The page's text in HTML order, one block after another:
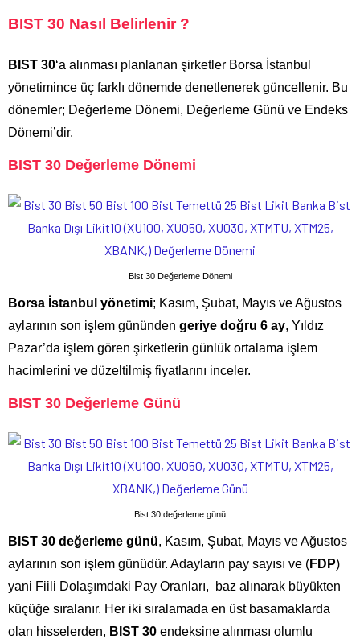
BIST 30 Nasıl Belirlenir ?
BIST 30‘a alınması planlanan şirketler Borsa İstanbul
yönetimince üç farklı dönemde denetlenerek güncellenir. Bu
dönemler; Değerleme Dönemi, Değerleme Günü ve Endeks
Dönemi’dir.
BIST 30 Değerleme Dönemi
Bist 30 Değerleme Dönemi
Borsa İstanbul yönetimi; Kasım, Şubat, Mayıs ve Ağustos
aylarının son işlem gününden geriye doğru 6 ay, Yıldız
Pazar’da işlem gören şirketlerin günlük ortalama işlem
hacimlerini ve düzeltilmiş fiyatlarını inceler.
BIST 30 Değerleme Günü
Bist 30 değerleme günü
BIST 30 değerleme günü, Kasım, Şubat, Mayıs ve Ağustos
aylarının son işlem günüdür. Adayların pay sayısı ve (FDP)
yani Fiili Dolaşımdaki Pay Oranları, baz alınarak büyükten
küçüğe sıralanır. Her iki sıralamada en üst basamaklarda
olan hisselerden, BIST 30 endeksine alınması olumlu